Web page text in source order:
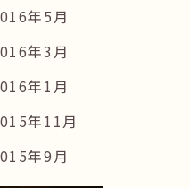
年5月
年3月
年1月
年11月
年9月